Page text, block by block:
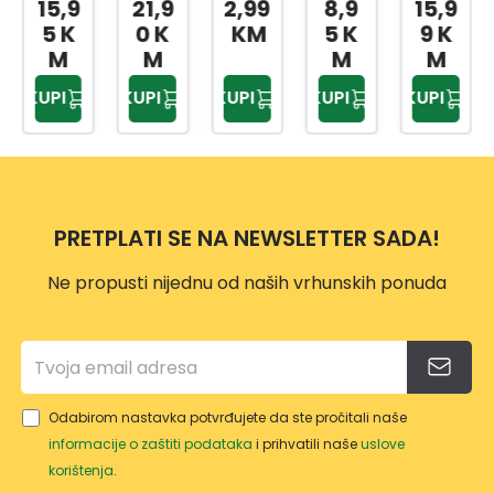
ANIZ
ER K-
ORG
-10
15,9
5 K
M
KUPI
KOV
ČEG
ZA
ALAT
20
21,9
0 K
M
KUPI
ANIZ
ORG
-7
TRAN
SPAR
2,99
KM
KUPI
BUŠIL
ICU
HTBP
0301
28
8,9
5 K
M
KUPI
ALAT
HTBP
0203
28
15,9
9 K
M
KUPI
PRETPLATI SE NA NEWSLETTER SADA!
Ne propusti nijednu od naših vrhunskih ponuda
Odabirom nastavka potvrđujete da ste pročitali naše
informacije o zaštiti podataka i prihvatili našeuslove
korištenja.